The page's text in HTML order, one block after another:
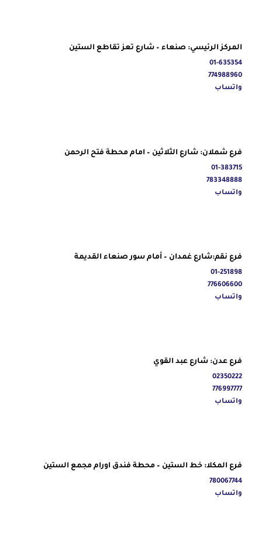
المركز الرئيسي: صنعاء – شارع تعز تقاطع الستين
01-635354
774988960
واتساب
فرع شملان: شارع الثلاثين – امام محطة فتح الرحمن
01-383715
783348888
واتساب
فرع نقم:شارع غمدان – أمام سور صنعاء القديمة
01-251898
776606600
واتساب
فرع عدن: شارع عبد القوي
02350222
776997777
واتساب
فرع المكلا: خط الستين – محطة فندق اورام مجمع الستين
780067744
واتساب